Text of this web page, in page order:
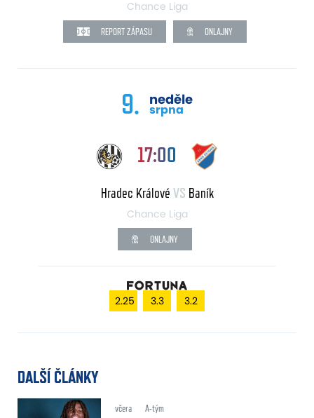
Chance Liga
REPORT ZÁPASU ONLAJNY
9. neděle
srpna
17:00
Hradec Králové VS Baník
Chance Liga
ONLAJNY
2.25 3.3 3.2
DALŠÍ ČLÁNKY
včera A-tým